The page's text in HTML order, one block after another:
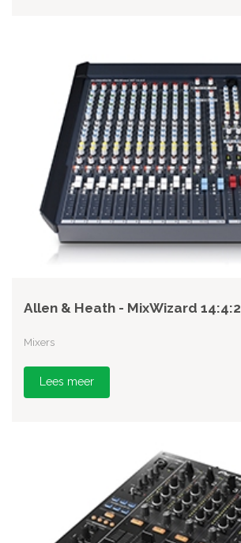
Allen & Heath - MixWizard 14:4:2
Mixers
Lees meer